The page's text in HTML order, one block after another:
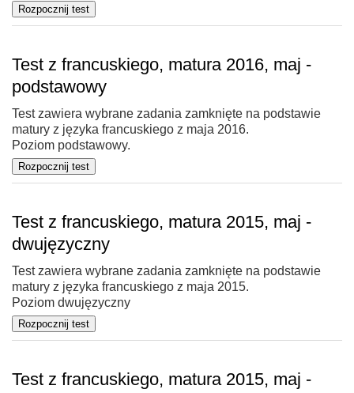
Test z francuskiego, matura 2016, maj -
podstawowy
Test zawiera wybrane zadania zamknięte na podstawie
matury z języka francuskiego z maja 2016.
Poziom podstawowy.
Test z francuskiego, matura 2015, maj -
dwujęzyczny
Test zawiera wybrane zadania zamknięte na podstawie
matury z języka francuskiego z maja 2015.
Poziom dwujęzyczny
Test z francuskiego, matura 2015, maj -